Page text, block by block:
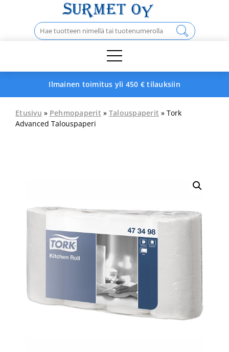
Haku:
Ilmainen toimitus yli 450 € tilauksiin
Etusivu » Pehmopaperit » Talouspaperit » Tork
Advanced Talouspaperi